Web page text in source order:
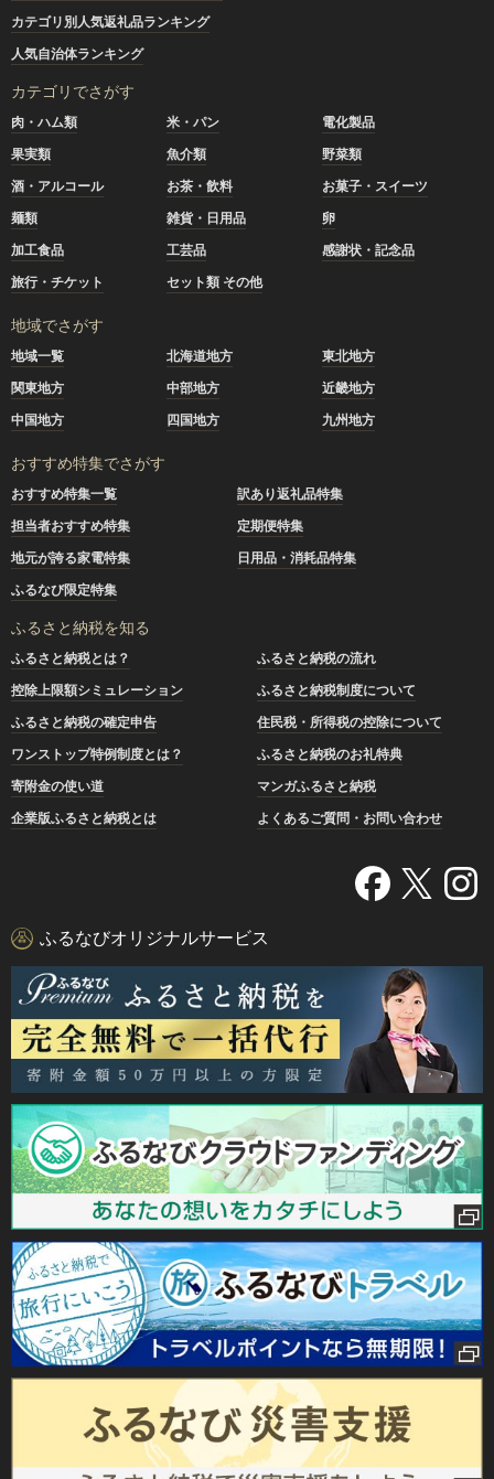
カテゴリ別人気返礼品ランキング
人気自治体ランキング
カテゴリでさがす
肉・ハム類 米・パン
電化製品
果実類
魚介類
野菜類
酒・アルコール
お茶・飲料
お菓子・スイーツ
麺類
雑貨・日用品
卵
加工食品
工芸品
感謝状・記念品
旅行・チケット
セット類 その他
地域でさがす
地域一覧 北海道地方
東北地方
関東地方
中部地方
近畿地方
中国地方
四国地方 九州地方
おすすめ特集でさがす
おすすめ特集一覧
訳あり返礼品特集
担当者おすすめ特集
定期便特集
地元が誇る家電特集
日用品・消耗品特集
ふるなび限定特集
ふるさと納税を知る
ふるさと納税とは？
ふるさと納税の流れ
控除上限額シミュレーション
ふるさと納税制度について
ふるさと納税の確定申告
住民税・所得税の控除について
ワンストップ特例制度とは？
ふるさと納税のお礼特典
寄附金の使い道
マンガふるさと納税
企業版ふるさと納税とは
よくあるご質問・お問い合わせ
ふるなびオリジナルサービス